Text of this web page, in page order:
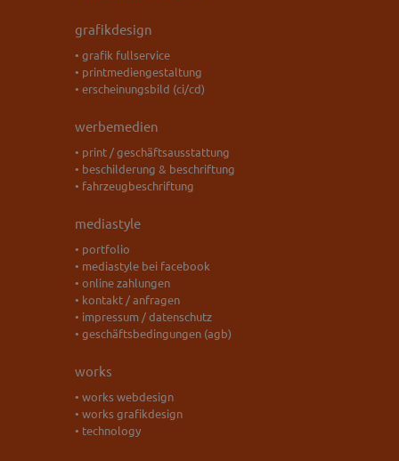
grafikdesign
• grafik fullservice
• printmediengestaltung
• erscheinungsbild (ci/cd)
werbemedien
• print / geschäftsausstattung
• beschilderung & beschriftung
• fahrzeugbeschriftung
mediastyle
• portfolio
• mediastyle bei facebook
• online zahlungen
• kontakt / anfragen
• impressum / datenschutz
• geschäftsbedingungen (agb)
works
• works webdesign
• works grafikdesign
• technology